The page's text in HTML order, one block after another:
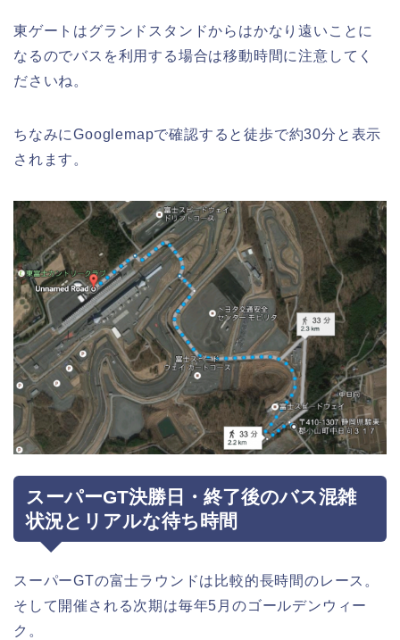
東ゲートはグランドスタンドからはかなり遠いことに
なるのでバスを利用する場合は移動時間に注意してく
ださいね。
ちなみにGooglemapで確認すると徒歩で約30分と表示
されます。
スーパーGT決勝日・終了後のバス混雑
状況とリアルな待ち時間
スーパーGTの富士ラウンドは比較的長時間のレース。
そして開催される次期は毎年5月のゴールデンウィー
ク。